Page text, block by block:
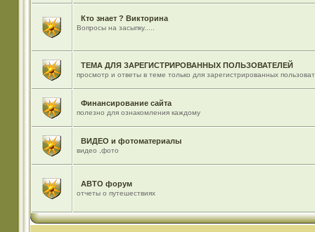
Кто знает ? Викторина
Вопросы на засыпку.....
ТЕМА ДЛЯ ЗАРЕГИСТРИРОВАННЫХ ПОЛЬЗОВАТЕЛЕЙ
просмотр и ответы в теме только для зарегистрированных
Финансирование сайта
полезно для ознакомления каждому
ВИДЕО и фотоматериалы
видео ,фото
АВТО форум
отчеты о путешествиях